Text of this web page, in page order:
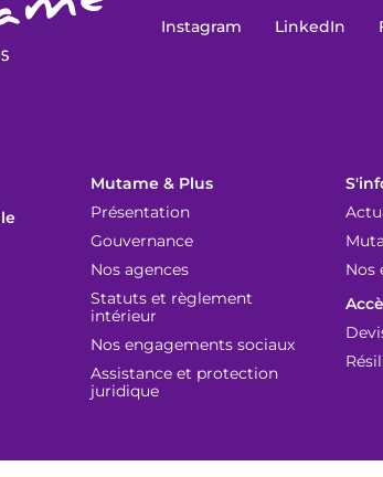
Instagram LinkedIn
Mutame & Plus
Présentation
Gouvernance
Nos agences
Statuts et règlement
intérieur
Nos engagements sociaux
Assistance et protection
juridique
Nos